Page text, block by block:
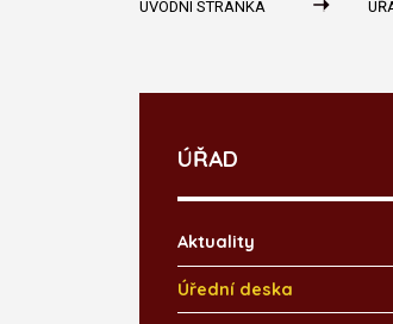
ÚVODNÍ STRÁNKA
ÚŘAD
Aktuality
Úřední deska